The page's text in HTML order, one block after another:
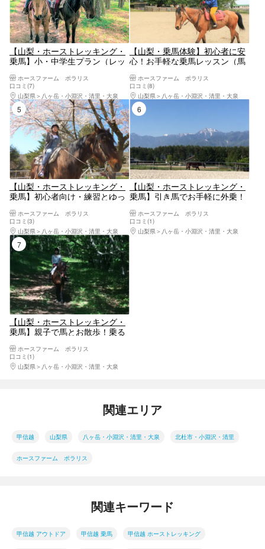
【山梨・ホーストレッキング・
乗馬】小・中学生プラン（レッ
ホースファーム ポラリス
口コミ(7)
山梨県
八ヶ岳・小淵沢・清里・大泉
【山梨・乗馬体験】初心者に安
心！お手軽な乗馬レッスン（馬
ホースファーム ポラリス
口コミ(8)
山梨県
八ヶ岳・小淵沢・清里・大泉
5位
【山梨・ホーストレッキング・
乗馬】初心者向け・練習とゆっ
きる（レッスン30分・外乗60
分）
ホースファーム ポラリス
口コミ(3)
山梨県
八ヶ岳・小淵沢・清里・大泉
【山梨・ホーストレッキング・
乗馬】引き馬でお手軽に外乗！
ホースファーム ポラリス
口コミ(1)
山梨県
八ヶ岳・小淵沢・清里・大泉
7位
【山梨・ホーストレッキング・
乗馬】親子で馬とお散歩！乗る
ホースファーム ポラリス
口コミ(1)
山梨県
八ヶ岳・小淵沢・清里・大泉
関連エリア
甲信越 山梨県 八ヶ岳・小淵沢・清里・大泉 北杜市・小淵沢・清里
ホースファーム ポラリス
関連キーワード
甲信越 アウトドア 甲信越 乗馬 甲信越 ホーストレッキング